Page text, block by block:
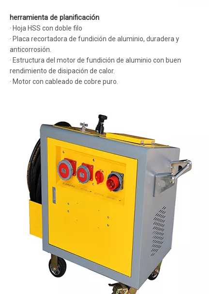
herramienta de planificación
· Hoja HSS con doble filo
· Placa recortadora de fundición de aluminio, duradera y
anticorrosión.
· Estructura del motor de fundición de aluminio con buen
rendimiento de disipación de calor.
· Motor con cableado de cobre puro.